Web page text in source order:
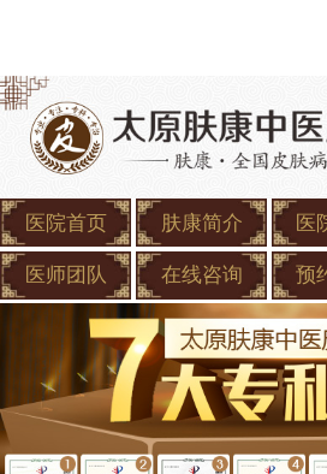
医院首页 肤康简介 医
医师团队 在线咨询 预